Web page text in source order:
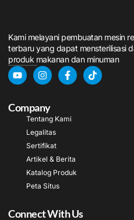
Kami melayani pembuatan mesin
terbaru yang dapat mensterilisasi
produk makanan dan minuman
Company
Tentang Kami
Legalitas
Sertifikat
Artikel & Berita
Katalog Produk
Peta Situs
Connect With Us